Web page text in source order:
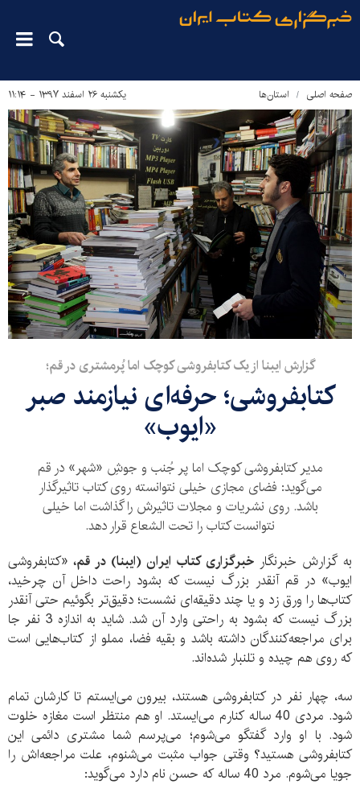
صفحه اصلی استان‌ها یکشنبه ۲۶ اسفند ۱۳۹۷ - ۱۱:۱۴
گزارش ایبنا از یک کتابفروشی کوچک اما پُرمشتری در قم؛
کتابفروشی؛ حرفه‌ای نیازمند صبر
«ایوب»
مدیر کتابفروشی کوچک اما پر جُنب و جوشِ «شهر» در قم
می‌گوید: فضای مجازی خیلی نتوانسته روی کتاب تاثیرگذار
باشد. روی نشریات و مجلات تاثیرش را گذاشت اما خیلی
نتوانست کتاب را تحت الشعاع قرار دهد.
به گزارش خبرنگار خبرگزاری کتاب ایران (ایبنا) در قم، «کتابفروشی
ایوب» در قم آنقدر بزرگ نیست که بشود راحت داخل آن چرخید،
کتاب‌ها را ورق زد و یا چند دقیقه‌ای نشست؛ دقیق‌تر بگوئیم حتی آنقدر
بزرگ نیست که بشود به راحتی وارد آن شد. شاید به اندازه 3 نفر جا
برای مراجعه‌کنندگان داشته باشد و بقیه فضا، مملو از کتاب‌هایی است
که روی هم چیده و تلنبار شده‌اند.
سه، چهار نفر در کتابفروشی هستند، بیرون می‌ایستم تا کارشان تمام
شود. مردی 40 ساله کنارم می‌ایستد. او هم منتظر است مغازه خلوت
شود. با او وارد گفتگو می‌شوم؛ می‌پرسم شما مشتری دائمی این
کتابفروشی هستید؟ وقتی جواب مثبت می‌شنوم، علت مراجعه‌اش را
جویا می‌شوم. مرد 40 ساله که حسن نام دارد می‌گوید: